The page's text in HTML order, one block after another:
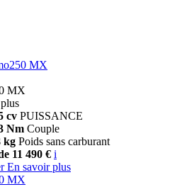
MX
MX
cv PUISSANCE
Nm Couple
kg Poids sans carburant
11 490 € i
En savoir plus
MX